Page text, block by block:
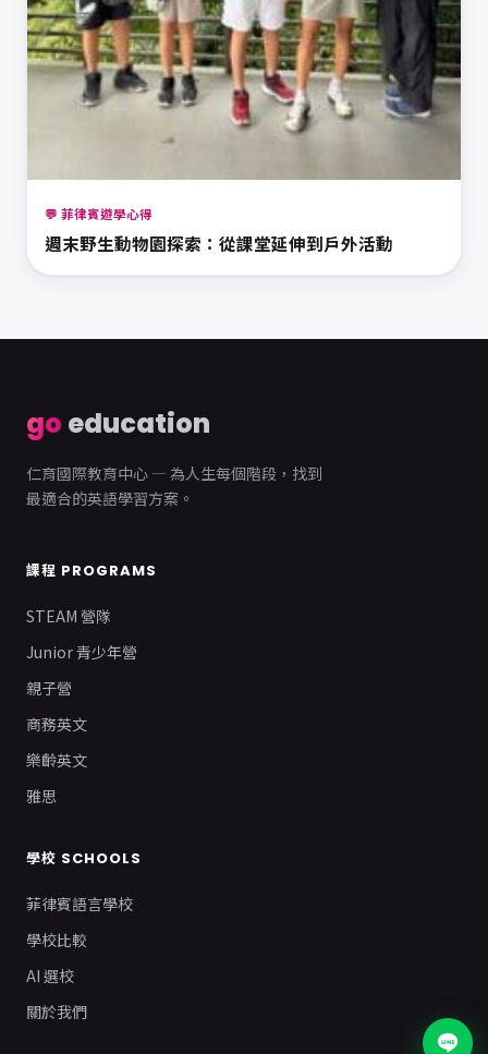
💬 菲律賓遊學心得
週末野生動物園探索：從課堂延伸到戶外活動
go education
仁育國際教育中心 — 為人生每個階段，找到
最適合的英語學習方案。
課程 PROGRAMS
STEAM 營隊
Junior 青少年營
親子營
商務英文
樂齡英文
雅思
學校 SCHOOLS
菲律賓語言學校
學校比較
AI 選校
關於我們